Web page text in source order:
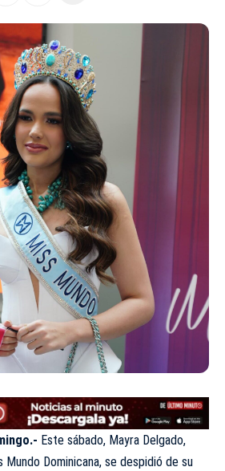
Este sábado, Mayra Delgado,
Mundo Dominicana, se despidió de su